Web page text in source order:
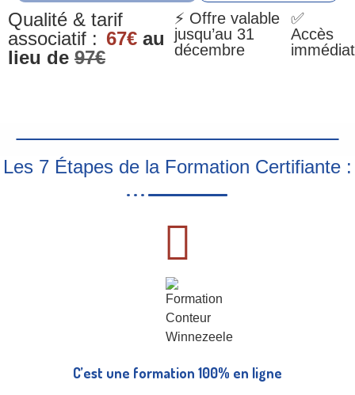
Qualité & tarif
associatif : 67€ au
lieu de 97€
⚡ Offre valable
jusqu’au 31
décembre
✅
Accès
immédiat
Les 7 Étapes de la Formation Certifiante :
C’est une formation 100% en ligne